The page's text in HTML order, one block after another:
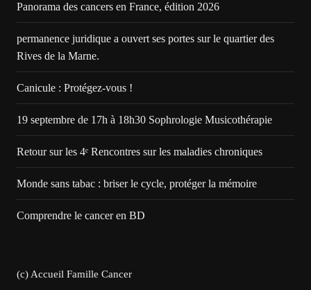
Panorama des cancers en France, édition 2026
permanence juridique a ouvert ses portes sur le quartier des
Rives de la Marne.
Canicule : Protégez-vous !
19 septembre de 17h à 18h30 Sophrologie Musicothérapie
Retour sur les 4ᵉ Rencontres sur les maladies chroniques
Monde sans tabac : briser le cycle, protéger la mémoire
Comprendre le cancer en BD
(c) Accueil Famille Cancer